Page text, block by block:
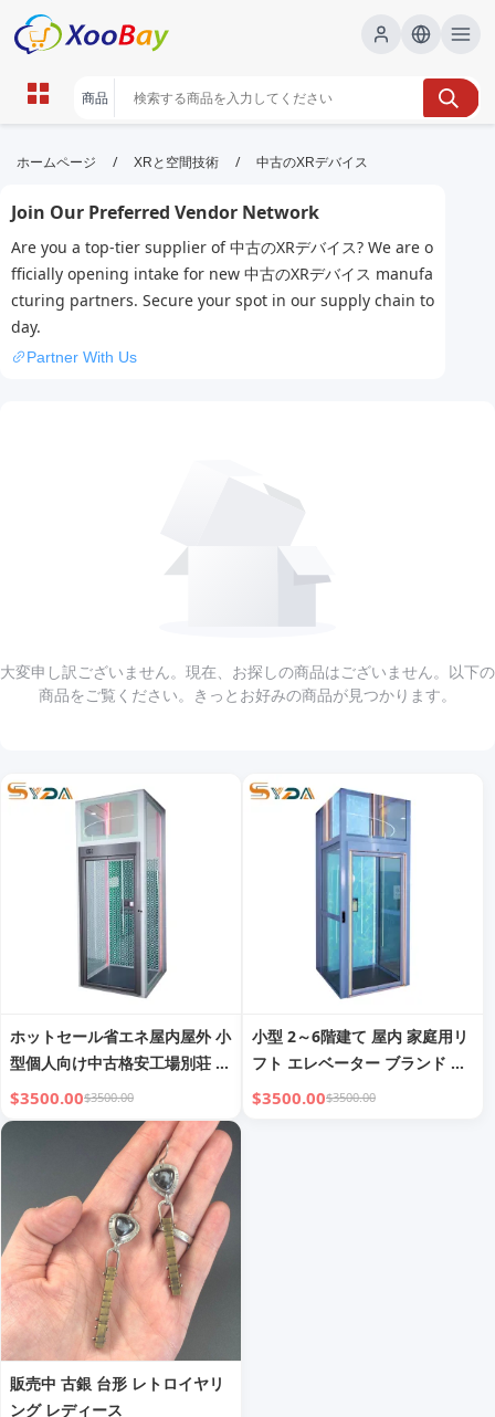
中古のXRデバイス | XOOBAY B2B/B2C
中古XRデバイス, XRヘッドセット, 中古VR機器,
wholesale 中古のXRデバイス, XOOBAY
中古XRデバイスの選び方と比較ポイント、保証情報を解説。実機評価
の要点と購入前チェックリストを提供。
ホームページ / XRと空間技術 / 中古のXRデバイス
Join Our Preferred Vendor Network
Are you a top-tier supplier of 中古のXRデバイス? We are o
fficially opening intake for new 中古のXRデバイス manufa
cturing partners. Secure your spot in our supply chain to
day.
Partner With Us
大変申し訳ございません。現在、お探しの商品はございません。以下の
商品をご覧ください。きっとお好みの商品が見つかります。
ホットセール省エネ屋内屋外 小
型個人向け中古格安工場別荘 油
圧トラクションシステム ホーム
スマートエレベーター
$3500.00$3500.00
小型 2～6階建て 屋内 家庭用リ
フト エレベーター ブランド 乗
客用リフト価格 ブランドエレベ
$3500.00$3500.00
販売中 古銀 台形 レトロイヤリ
ング レディース